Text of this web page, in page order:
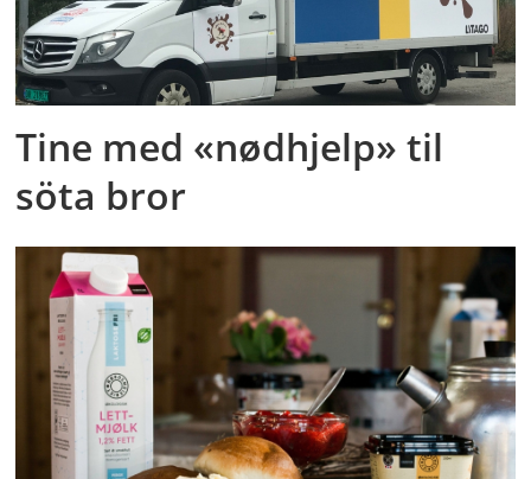
Tine med «nødhjelp» til
söta bror